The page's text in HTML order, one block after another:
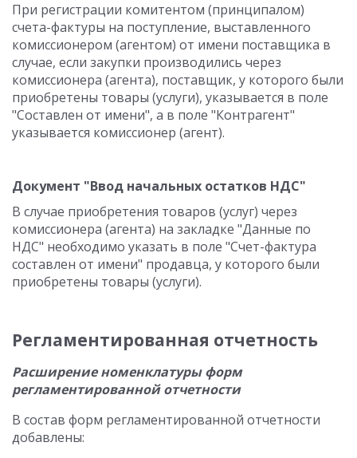
При регистрации комитентом (принципалом)
счета-фактуры на поступление, выставленного
комиссионером (агентом) от имени поставщика в
случае, если закупки производились через
комиссионера (агента), поставщик, у которого были
приобретены товары (услуги), указывается в поле
"Составлен от имени", а в поле "Контрагент"
указывается комиссионер (агент).
Документ "Ввод начальных остатков НДС"
В случае приобретения товаров (услуг) через
комиссионера (агента) на закладке "Данные по
НДС" необходимо указать в поле "Счет-фактура
составлен от имени" продавца, у которого были
приобретены товары (услуги).
Регламентированная отчетность
Расширение номенклатуры форм
регламентированной отчетности
В состав форм регламентированной отчетности
добавлены: